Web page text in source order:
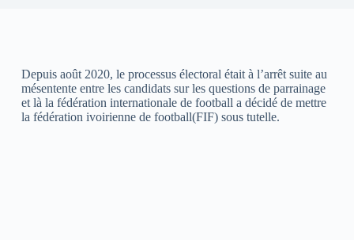
Depuis août 2020, le processus électoral était à l’arrêt suite au
mésentente entre les candidats sur les questions de parrainage
et là la fédération internationale de football a décidé de mettre
la fédération ivoirienne de football(FIF) sous tutelle.